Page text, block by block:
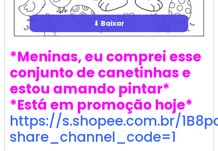
⬇ Baixar
*Meninas, eu comprei esse
conjunto de canetinhas e
estou amando pintar*
*Está em promoção hoje*
https://s.shopee.com.br/
share_channel_code=1